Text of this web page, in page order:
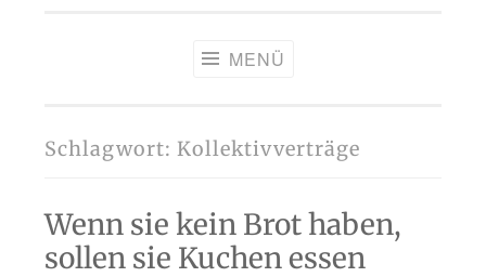
MENÜ
Schlagwort: Kollektivverträge
Wenn sie kein Brot haben,
sollen sie Kuchen essen